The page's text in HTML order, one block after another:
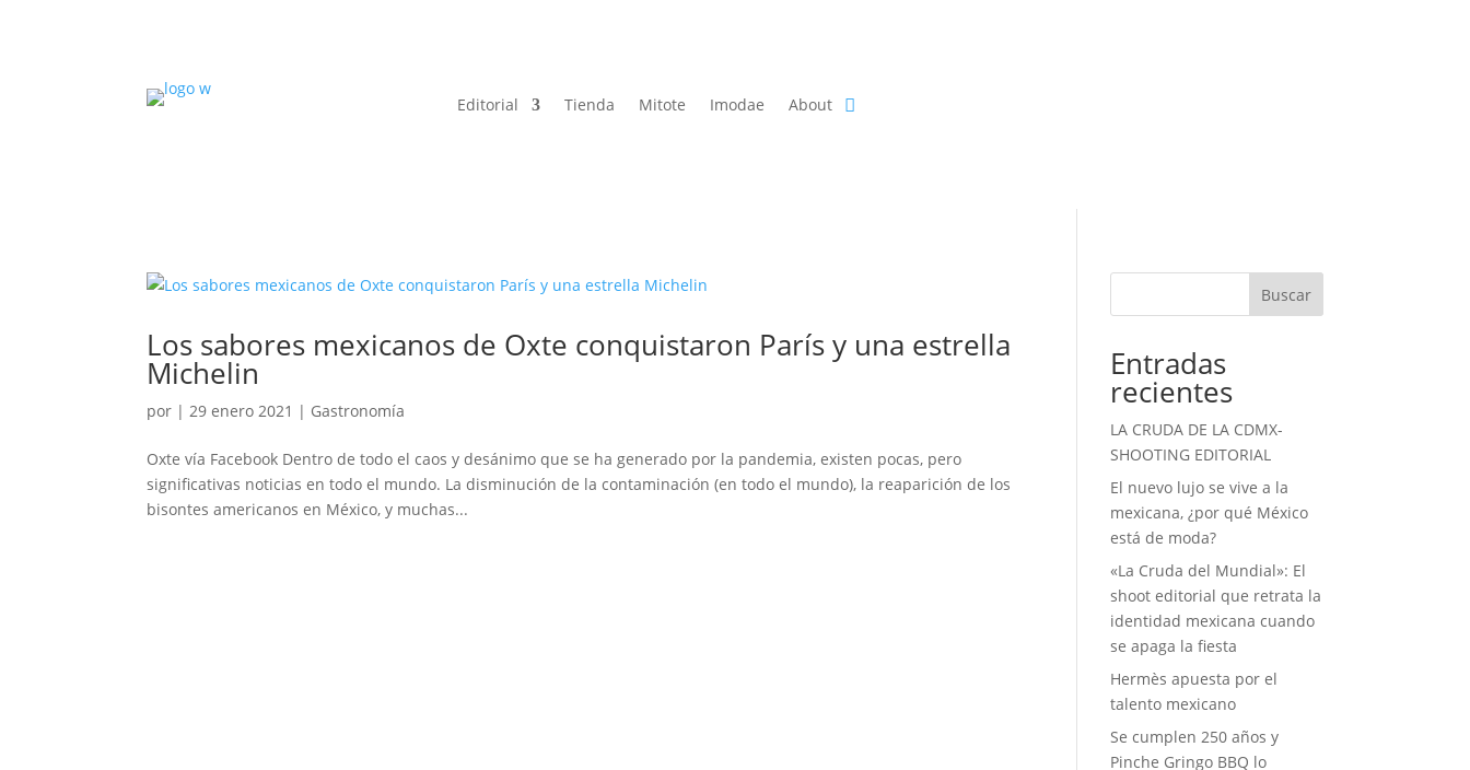
Editorial Tienda Mitote Imodae About
Los sabores mexicanos de Oxte conquistaron París y una estrella
Michelin
por |29 enero 2021 | Gastronomía
Oxte vía Facebook Dentro de todo el caos y desánimo que se ha generado por la pandemia, existen pocas, pero
significativas noticias en todo el mundo. La disminución de la contaminación (en todo el mundo), la reaparición de los
bisontes americanos en México, y muchas...
Buscar
Entradas
recientes
LA CRUDA DE LA CDMX-
SHOOTING EDITORIAL
El nuevo lujo se vive a la
mexicana, ¿por qué México
está de moda?
«La Cruda del Mundial»: El
shoot editorial que retrata la
identidad mexicana cuando
se apaga la fiesta
Hermès apuesta por el
talento mexicano
Se cumplen 250 años y
Pinche Gringo BBQ lo